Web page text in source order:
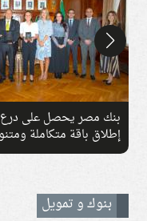
خلال عام واحد
بنوك و تمويل